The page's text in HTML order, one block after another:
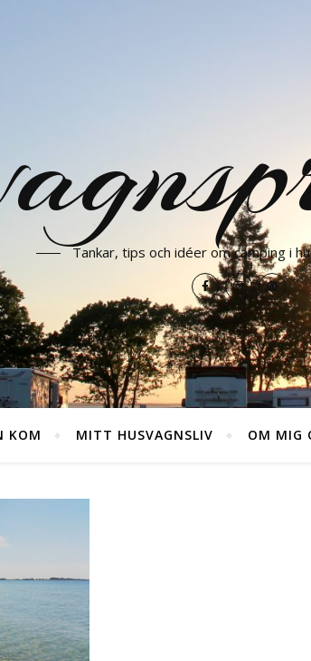
Tankar, tips och idéer om camping i
KOM MITT HUSVAGNSLIV OM MIG